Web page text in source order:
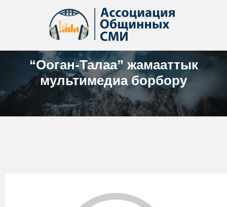
“Ооган-Талаа” жамааттык
мультимедиа борбору